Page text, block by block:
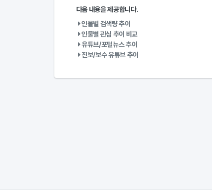
다음 내용을 제공합니다.
인물별 검색량 추이
인물별 관심 추이 비교
유튜브/포털뉴스 추이
진보/보수 유튜브 추이